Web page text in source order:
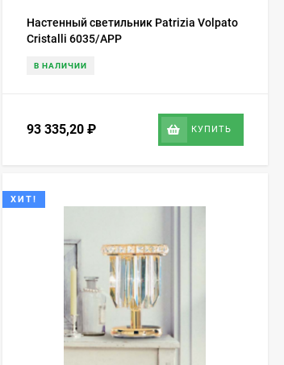
Настенный светильник Patrizia Volpato
Cristalli 6035/APP
В НАЛИЧИИ
93 335,20 ₽ КУПИТЬ
ХИТ!